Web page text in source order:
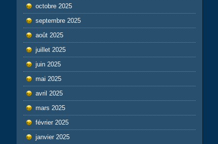
octobre 2025
septembre 2025
août 2025
juillet 2025
juin 2025
mai 2025
avril 2025
mars 2025
février 2025
janvier 2025